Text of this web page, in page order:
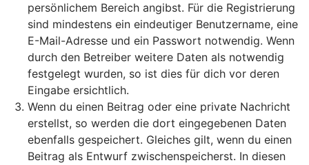
persönlichem Bereich angibst. Für die Registrierung
sind mindestens ein eindeutiger Benutzername, eine
E-Mail-Adresse und ein Passwort notwendig. Wenn
durch den Betreiber weitere Daten als notwendig
festgelegt wurden, so ist dies für dich vor deren
Eingabe ersichtlich.
Wenn du einen Beitrag oder eine private Nachricht
erstellst, so werden die dort eingegebenen Daten
ebenfalls gespeichert. Gleiches gilt, wenn du einen
Beitrag als Entwurf zwischenspeicherst. In diesen